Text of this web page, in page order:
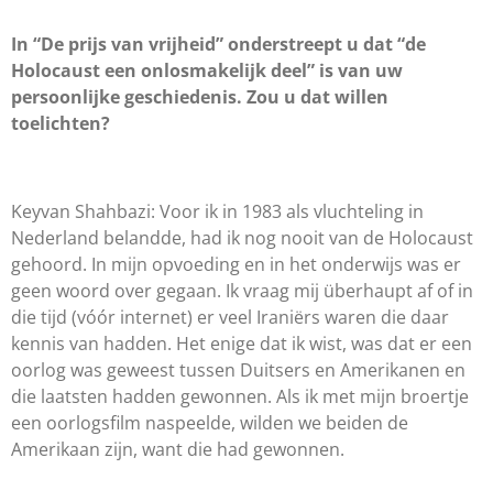
In “De prijs van vrijheid” onderstreept u dat “de
Holocaust een onlosmakelijk deel” is van uw
persoonlijke geschiedenis. Zou u dat willen
toelichten?
Keyvan Shahbazi: Voor ik in 1983 als vluchteling in
Nederland belandde, had ik nog nooit van de Holocaust
gehoord. In mijn opvoeding en in het onderwijs was er
geen woord over gegaan. Ik vraag mij überhaupt af of in
die tijd (vóór internet) er veel Iraniërs waren die daar
kennis van hadden. Het enige dat ik wist, was dat er een
oorlog was geweest tussen Duitsers en Amerikanen en
die laatsten hadden gewonnen. Als ik met mijn broertje
een oorlogsfilm naspeelde, wilden we beiden de
Amerikaan zijn, want die had gewonnen.